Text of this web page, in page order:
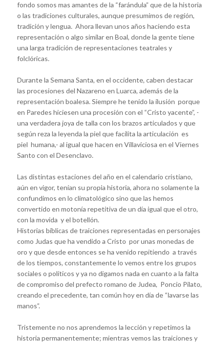
fondo somos mas amantes de la “farándula” que de la historia
o las tradiciones culturales, aunque presumimos de región,
tradición y lengua. Ahora llevan unos años haciendo esta
representación o algo similar en Boal, donde la gente tiene
una larga tradición de representaciones teatrales y
folclóricas.
Durante la Semana Santa, en el occidente, caben destacar
las procesiones del Nazareno en Luarca, además de la
representación boalesa. Siempre he tenido la ilusión porque
en Paredes hiciesen una procesión con el “Cristo yacente”, -
una verdadera joya de talla con los brazos articulados y que
según reza la leyenda la piel que facilita la articulación es
piel humana,- al igual que hacen en Villaviciosa en el Viernes
Santo con el Desenclavo.
Las distintas estaciones del año en el calendario cristiano,
aún en vigor, tenían su propia historia, ahora no solamente la
confundimos en lo climatológico sino que las hemos
convertido en motonía repetitiva de un día igual que el otro,
con la movida y el botellón.
Historias bíblicas de traiciones representadas en personajes
como Judas que ha vendido a Cristo por unas monedas de
oro y que desde entonces se ha venido repitiendo a través
de los tiempos, constantemente lo vemos entre los grupos
sociales o políticos y ya no digamos nada en cuanto a la falta
de compromiso del prefecto romano de Judea, Poncio Pilato,
creando el precedente, tan común hoy en día de “lavarse las
manos”.
Tristemente no nos aprendemos la lección y repetimos la
historia permanentemente; mientras vemos las traiciones y